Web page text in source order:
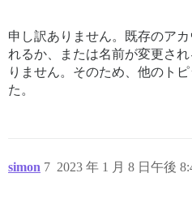
申し訳ありません。既存のア
れるか、または名前が変更さ
りません。そのため、他のト
た。
simon 2023 年 1 月 8 日午後
7